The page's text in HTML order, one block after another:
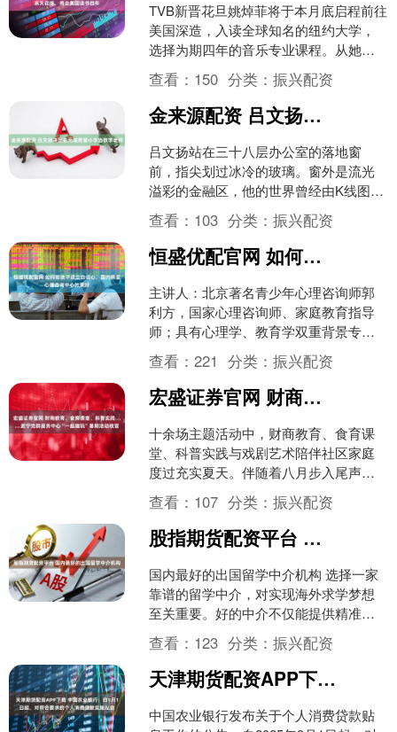
TVB新晋花旦姚焯菲将于本月底启程前往
美国深造，入读全球知名的纽约大学，
选择为期四年的音乐专业课程。从她的
态度看得出，这位艺人对学习相当认
真，参加课程的初衷在于....
查看： 150 分类：振兴配资
金来源配资 吕文扬决定去元诚希望小学当数学老师
吕文扬站在三十八层办公室的落地窗
前，指尖划过冰冷的玻璃。窗外是流光
溢彩的金融区，他的世界曾经由K线图和
数字组成，每一个波动都牵动着亿万资
金。而此刻，他手中的不是....
查看： 103 分类：振兴配资
恒盛优配官网 如何帮孩子建立自信心，国内哪里心理咨询中心效果好
主讲人：北京著名青少年心理咨询师郭
利方，国家心理咨询师、家庭教育指导
师；具有心理学、教育学双重背景专注
儿童青少年心理健康咨询，青少年抑郁
症、强迫症、恐惧症、焦虑....
查看：221 分类：振兴配资
宏盛证券官网 财商教育、食育课堂、科普实践……武宁党群服务中心“一起趣玩”暑期活动收官
十余场主题活动中，财商教育、食育课
堂、科普实践与戏剧艺术陪伴社区家庭
度过充实夏天。伴随着八月步入尾声，
武宁党群服务中心举办的“一起趣玩”暑期
系列活动于近日圆满收....
查看： 107 分类：振兴配资
股指期货配资平台 国内最好的出国留学中介机构
国内最好的出国留学中介机构 选择一家
靠谱的留学中介，对实现海外求学梦想
至关重要。好的中介不仅能提供精准的
院校定位和专业规划，更能全程护航，
提升申请成功率。面对市....
查看： 123 分类：振兴配资
天津期货配资APP下载 中国农业银行：自9月1日起，对符合要求的个人消费贷款实施贴息
中国农业银行发布关于个人消费贷款贴